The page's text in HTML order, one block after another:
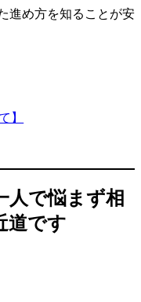
進め方を知ることが安
】
で悩まず相
道です